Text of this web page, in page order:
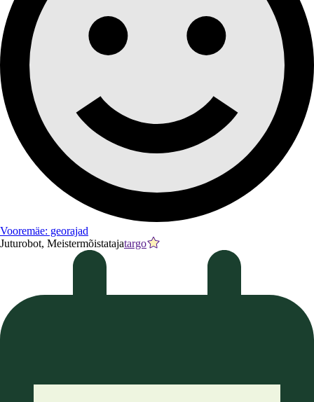
Vooremäe: georajad
Juturobot, Meistermõistatajatargo